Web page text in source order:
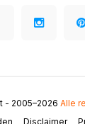
Disclaimer
- 2005–2026 Alle